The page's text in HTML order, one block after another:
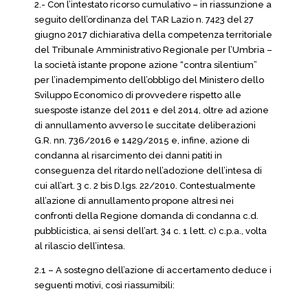
2.- Con l’intestato ricorso cumulativo – in riassunzione a
seguito dell’ordinanza del TAR Lazio n. 7423 del 27
giugno 2017 dichiarativa della competenza territoriale
del Tribunale Amministrativo Regionale per l’Umbria –
la società istante propone azione “contra silentium”
per l’inadempimento dell’obbligo del Ministero dello
Sviluppo Economico di provvedere rispetto alle
suesposte istanze del 2011 e del 2014, oltre ad azione
di annullamento avverso le succitate deliberazioni
G.R. nn. 736/2016 e 1429/2015 e, infine, azione di
condanna al risarcimento dei danni patiti in
conseguenza del ritardo nell’adozione dell’intesa di
cui all’art. 3 c. 2 bis D.lgs. 22/2010. Contestualmente
all’azione di annullamento propone altresì nei
confronti della Regione domanda di condanna c.d.
pubblicistica, ai sensi dell’art. 34 c. 1 lett. c) c.p.a., volta
al rilascio dell’intesa.
2.1 – A sostegno dell’azione di accertamento deduce i
seguenti motivi, così riassumibili: